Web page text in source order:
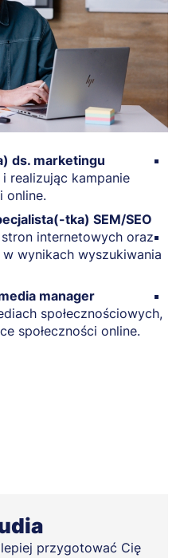
ds. marketingu
realizując kampanie
online.
tka) SEM/SEO
internetowych oraz
wynikach wyszukiwania
manager
społecznościowych,
społeczności online.
przygotować Cię